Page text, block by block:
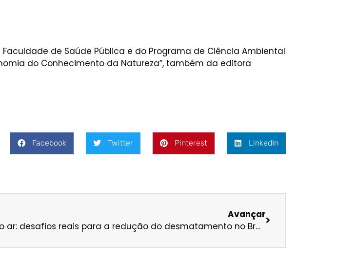
de Saúde Pública e do Programa de Ciência Ambiental
do Conhecimento da Natureza”, também da editora
Facebook Twitter Pinterest LinkedIn
Avançar
No ar: desafios reais para a redução do desmatamento no Brasil, com Nilto Tatto